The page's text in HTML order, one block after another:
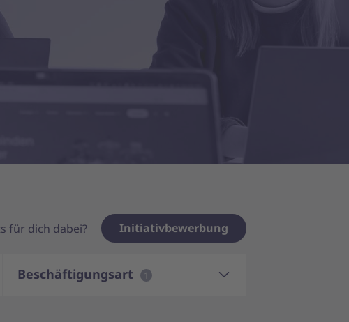
für dich dabei? Initiativbewerbung
Beschäftigungsart 1